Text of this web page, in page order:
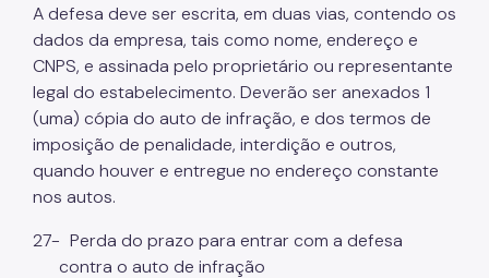
A defesa deve ser escrita, em duas vias, contendo os
dados da empresa, tais como nome, endereço e
CNPS, e assinada pelo proprietário ou representante
legal do estabelecimento. Deverão ser anexados 1
(uma) cópia do auto de infração, e dos termos de
imposição de penalidade, interdição e outros,
quando houver e entregue no endereço constante
nos autos.
27- Perda do prazo para entrar com a defesa
contra o auto de infração